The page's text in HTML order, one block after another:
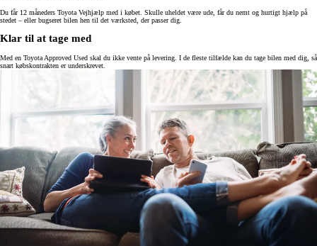
Du får 12 måneders Toyota Vejhjælp med i købet. Skulle uheldet være ude, får du nemt og hurtigt hjælp på
stedet – eller bugseret bilen hen til det værksted, der passer dig.
Klar til at tage med
Med en Toyota Approved Used skal du ikke vente på levering. I de fleste tilfælde kan du tage bilen med dig, så
snart købskontrakten er underskrevet.